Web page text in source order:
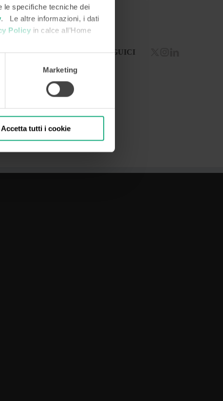
le specifiche tecniche dei
. Le altre informazioni, i dati
Policy in calce all’Home
Marketing
Accetta tutti i cookie
SEGUICI